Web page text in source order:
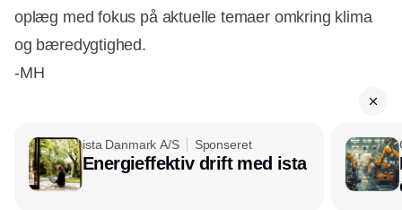
oplæg med fokus på aktuelle temaer omkring klima
og bæredygtighed.
-MH
ista Danmark A/S Sponseret
Energieffektiv drift med ista